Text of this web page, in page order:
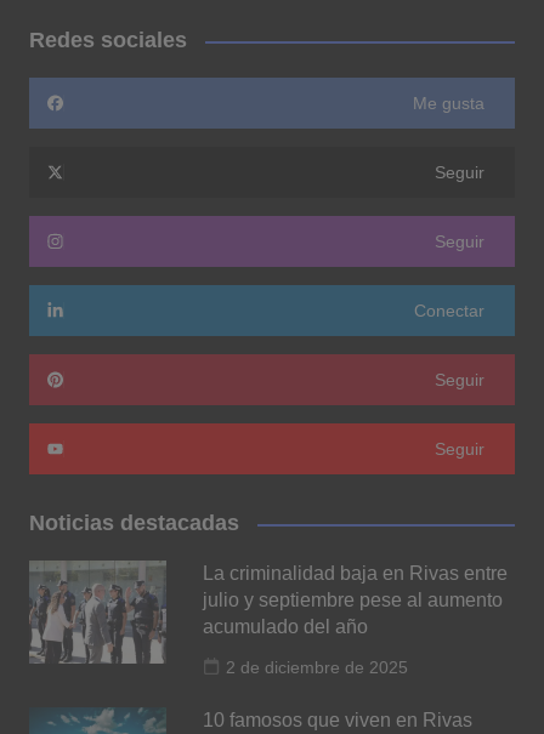
Redes sociales
Me gusta
Seguir
Seguir
Conectar
Seguir
Seguir
Noticias destacadas
La criminalidad baja en Rivas entre
julio y septiembre pese al aumento
acumulado del año
2 de diciembre de 2025
10 famosos que viven en Rivas